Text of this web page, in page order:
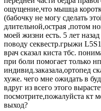
ощущение,что мышца
(бабочку не могу сделать
длительной,острая ,потом
моей жизни есть. 5 лет
поводу секвестр.грыжи
врач сказал киста тбс.
при боли помогает только
индивид.заказала,ортопед
хуже. чего мне ожидать в
вдруг из всего этого
посмотрите,пожалуйста кт
выход?